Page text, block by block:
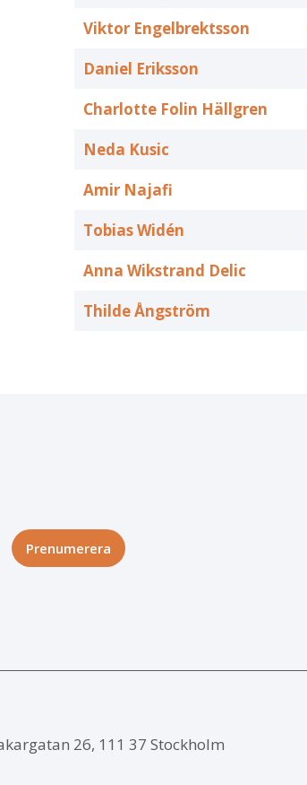
Viktor Engelbrektsson
Daniel Eriksson
Charlotte Folin Hällgren
Neda Kusic
Amir Najafi
Tobias Widén
Anna Wikstrand Delic
Thilde Ångström
26, 111 37 Stockholm